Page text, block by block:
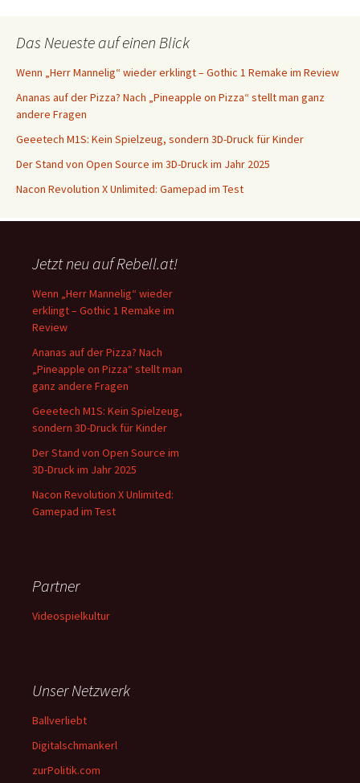
Das Neueste auf einen Blick
Wenn „Herr Mannelig“ wieder erklingt – Gothic 1 Remake im Review
Ananas auf der Pizza? Nach „Pineapple on Pizza“ stellt man ganz
andere Fragen
Geeetech M1S: Kein Spielzeug, sondern 3D-Druck für Kinder
Der Stand von Open Source im 3D-Druck im Jahr 2025
Nacon Revolution X Unlimited: Gamepad im Test
Jetzt neu auf Rebell.at!
Wenn „Herr Mannelig“ wieder
erklingt – Gothic 1 Remake im
Review
Ananas auf der Pizza? Nach
„Pineapple on Pizza“ stellt man
ganz andere Fragen
Geeetech M1S: Kein Spielzeug,
sondern 3D-Druck für Kinder
Der Stand von Open Source im
3D-Druck im Jahr 2025
Nacon Revolution X Unlimited:
Gamepad im Test
Partner
Videospielkultur
Unser Netzwerk
Ballverliebt
Digitalschmankerl
zurPolitik.com